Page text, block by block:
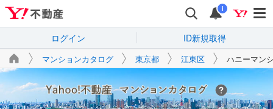
i
ログイン ID新規取得
マンションカタログ 東京都 江東区 ハニーマン
Yahoo!不動産